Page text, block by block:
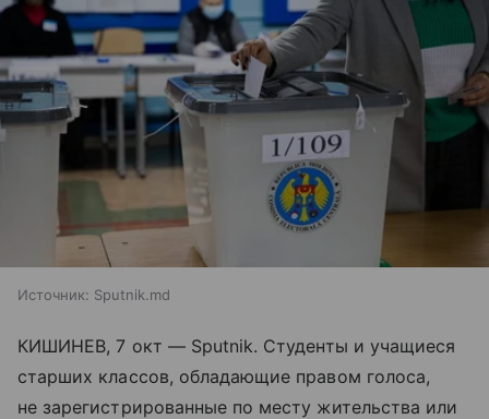
Источник: Sputnik.md
КИШИНЕВ, 7 окт — Sputnik. Студенты и учащиеся
старших классов, обладающие правом голоса,
не зарегистрированные по месту жительства или